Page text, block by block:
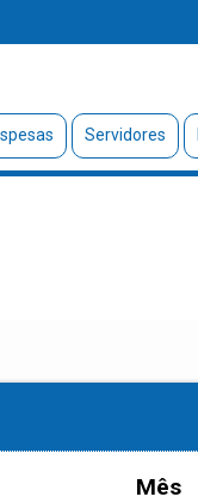
Servidores
Mês